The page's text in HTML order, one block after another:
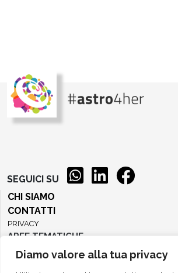
Diamo valore alla tua privacy
SEGUICI SU
CHI SIAMO
CONTATTI
PRIVACY
AREE TEMATICHE